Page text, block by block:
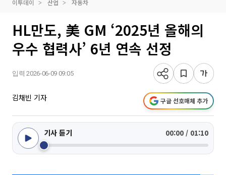
이투데이 산업 자동차
HL만도, 美 GM ‘2025년 올해의
우수 협력사’ 6년 연속 선정
입력 2026-06-09 09:05
김채빈 기자 구글 선호매체 추가
기사 듣기 00:00 / 01:10